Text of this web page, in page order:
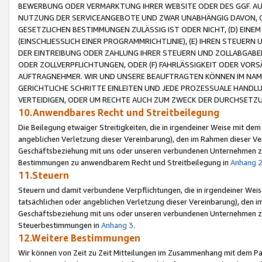
BEWERBUNG ODER VERMARKTUNG IHRER WEBSITE ODER DES GGF.
NUTZUNG DER SERVICEANGEBOTE UND ZWAR UNABHÄNGIG
GESETZLICHEN BESTIMMUNGEN ZULÄSSIG IST ODER NICHT, (D)
(EINSCHLIESSLICH EINER PROGRAMMRICHTLINIE), (E) IHREN
DER EINTREIBUNG ODER ZAHLUNG IHRER STEUERN UND
ODER ZOLLVERPFLICHTUNGEN, ODER (F) FAHRLÄSSIGKEIT ODER
AUFTRAGNEHMER. WIR UND UNSERE BEAUFTRAGTEN KÖNNEN IM
GERICHTLICHE SCHRITTE EINLEITEN UND JEDE PROZESSUALE
VERTEIDIGEN, ODER UM RECHTE AUCH ZUM ZWECK DER
10.Anwendbares Recht und Streitbeilegung
Die Beilegung etwaiger Streitigkeiten, die in irgendeiner Weise mit
angeblichen Verletzung dieser Vereinbarung), den im Rahmen dieser
Geschäftsbeziehung mit uns oder unseren verbundenen
Bestimmungen zu anwendbarem Recht und Streitbeilegung in Anhang 2
11.Steuern
Steuern und damit verbundene Verpflichtungen, die in irgendeiner
tatsächlichen oder angeblichen Verletzung dieser Vereinbarung), den
Geschäftsbeziehung mit uns oder unseren verbundenen
Steuerbestimmungen in Anhang 3.
12.Weitere Bestimmungen
Wir können von Zeit zu Zeit Mitteilungen im Zusammenhang mit dem